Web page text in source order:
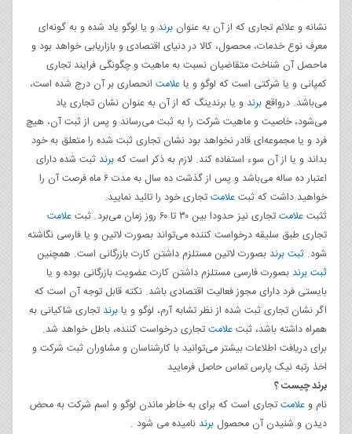
نشانه و علائم تجاری که از آن به عنوان برند و یا لوگو یاد شده و به گونه‌ای
معرف نوع خدمات، محصول، کالا در دنیای اقتصادی و بازاریابی خواهد بود و
ماحصل آن شناخت متقاضیان نسبت به ماهیت و چگونگی فرایند تجاری
کمپانی و یا شرکتی است که لوگو و یاعلامت انحصاری بر آن درج شده است،
می‌باشد. درواقع برند و یا برندینگ که از آن به عنوان نشان تجاری یاد
می‌شود، خاصیت و ماهیت شرکت را به ثبت می‌رساند و پس از ثبت آن، هیچ
فرد و یا مجموعه‌ای قادر نخواهد بود نشان تجاری ثبت شده را متعلق به خود
بداند و یا از آن سوء استفاده کند. لازم به ذکر است کهبرند ثبت شده دارای
اعتبار ده ساله می‌باشد و پس از گذشت ده سال به مدت ۶ ماه فرصت آن را
خواهید داشت که ثبتعلامتتجاری خود را تائید نمایید.
ثثبتعلامتتجاری نیز حدودا بین ۳۰ تا ۶۰ روز زمان می‌برد. ثبت
علامت
تجاری طبق سلیقه درخواست کننده می‌تواند بصورت لاتین و یا فارسی نگاشته
شود. ثبت برند بصورت لاتین مستلزم داشتن کارت بازرگانی است. همچنین
ثبت برند بصورت فارسی مستلزم داشتن کارت عضویت بازرگانی بوده و یا
بایستی فرد دارای مجوز فعالیت اقتصادی باشد. نکته قابل توجه آن است که
اگر نشان تجاری ثبت شده از نظر تشابه آرم، لوگو و یابرند تجاری شاکیانی به
همراه داشته باشد، ثبتعلامتتجاری درخواست کننده، باطل خواهد شد.
برای دریافت اطلاعات بیشتر می‌توانید با کارشناسان و مشاوران ثبت شرکت و
اخذ رتبه نیک پارس تماس حاصل فرمایید
برند چیست ؟
نام وعلامتتجاری است که برای به خاطر ماندن لوگو و اسم شرکت به محض
دیدن و شنیدن آن محصول برند نامیده می شود .